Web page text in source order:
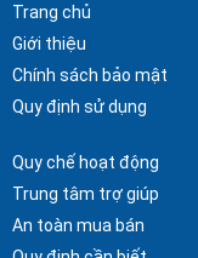
Trang chủ
Giới thiệu
Chính sách bảo mật
Quy định sử dụng
Quy chế hoạt động
Trung tâm trợ giúp
An toàn mua bán